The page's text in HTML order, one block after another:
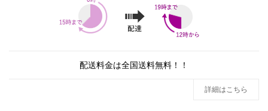
配送料金は全国送料無料！！
詳細はこちら